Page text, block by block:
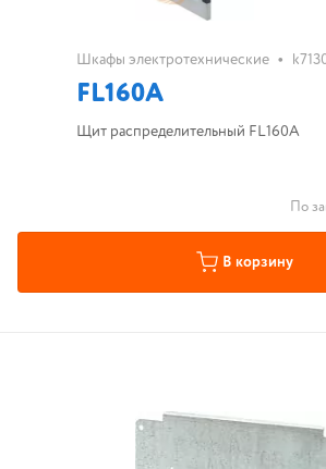
Шкафы электротехнические •
FL160A
Щит распределительный FL160A
По
В корзину